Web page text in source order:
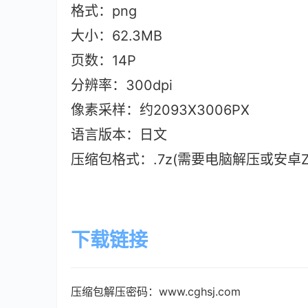
格式：png
大小：62.3MB
页数：14P
分辨率：300dpi
像素采样：约2093X3006PX
语言版本：日文
压缩包格式：.7z(需要电脑解压或安
下载链接
压缩包解压密码：www.cghsj.com